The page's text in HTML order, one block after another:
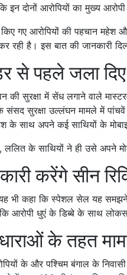
इन दोनों आरोपियों का मुख्य
किए गए आरोपियों की पहचान
रही है। इस बात की जानकारी
से पहले जला
की सुरक्षा में सेंध लगाने वाले
संसद सुरक्षा उल्लंघन मामले में
के साथ अपने कई साथियों के
के साथियों ने ही उसे अपने
करेंगे सीन
भी कहा कि स्पेशल सेल यह समझने
आरोपी धुएं के डिब्बे के साथ
के तहत
के और पश्चिम बंगाल के